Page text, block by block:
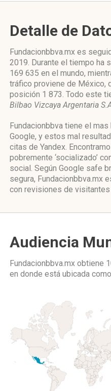
Detalle de
Fundacionbbva.mx es
2019. Durante el tiempo ha
169 635 en el mundo,
tráfico proviene de México,
posición 1 873. Todo este
Bilbao Vizcaya Argentaria
Fundacionbbva tiene el
Google, y estos mal
citas de Yandex.
pobremente ‘socializado’
social. Según Google safe
segura, Fundacionbbva.mx
con revisiones de visitantes
Audiencia
Fundacionbbva.mx obtiene
en donde está ubicada como